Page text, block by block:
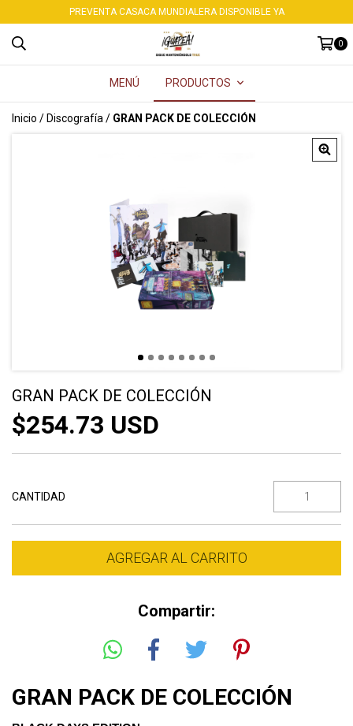
PREVENTA CASACA MUNDIALERA DISPONIBLE YA
0
MENÚ PRODUCTOS
Inicio / Discografía / GRAN PACK DE COLECCIÓN
GRAN PACK DE COLECCIÓN
$254.73 USD
CANTIDAD
Compartir:
GRAN PACK DE COLECCIÓN